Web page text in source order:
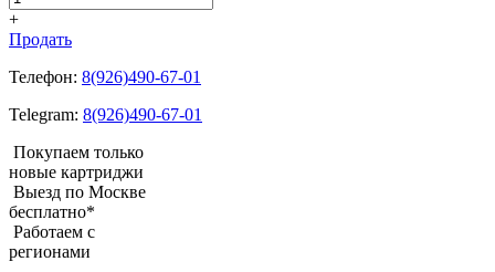
+
Продать
Телефон: 8(926)490-67-01
Telegram: 8(926)490-67-01
Покупаем только
новые картриджи
Выезд по Москве
бесплатно*
Работаем с
регионами